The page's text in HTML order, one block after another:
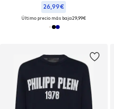
26,99€
Último precio más bajo:29,99€